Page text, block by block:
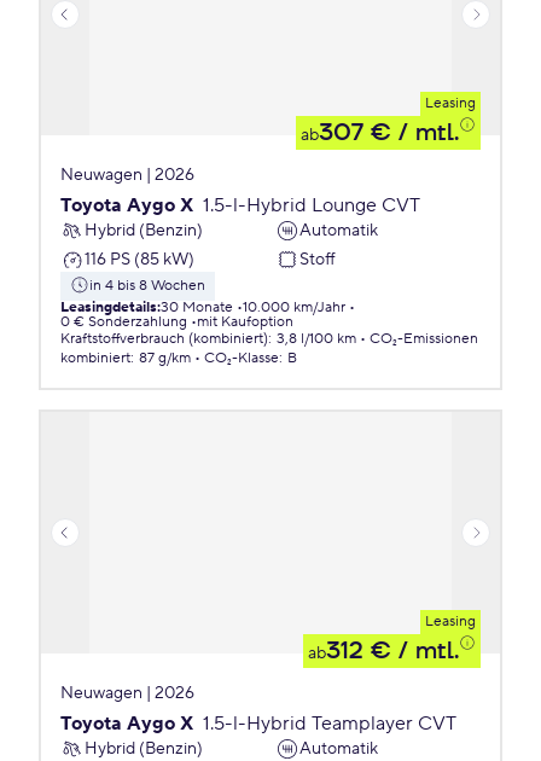
Leasing
ab307 € / mtl.
Neuwagen | 2026
Toyota Aygo X 1.5-l-Hybrid Lounge CVT
Hybrid (Benzin)
Automatik
116 PS (85 kW)
Stoff
in 4 bis 8 Wochen
Leasingdetails:30 Monate 10.000 km/Jahr
0 € Sonderzahlung
mit Kaufoption
Kraftstoffverbrauch (kombiniert): 3,8 l/100 km
CO₂-Emissionen
kombiniert: 87 g/km CO₂-Klasse: B
Leasing
ab312 € / mtl.
Neuwagen | 2026
Toyota Aygo X 1.5-l-Hybrid Teamplayer CVT
Hybrid (Benzin)
Automatik